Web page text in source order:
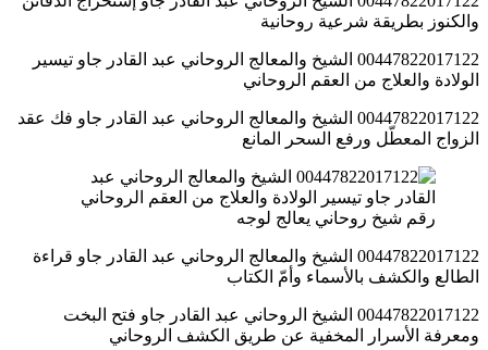
والكنوز بطريقة شرعية روحانية
00447822017122 الشيخ والمعالج الروحاني عبد القادر جاو تيسير
الولادة والعلاج من العقم الروحاني
00447822017122 الشيخ والمعالج الروحاني عبد القادر جاو فك عقد
الزواج المعطّل ورفع السحر المانع
رقم شيخ روحاني يعالج لوجه
00447822017122 الشيخ والمعالج الروحاني عبد القادر جاو قراءة
الطالع والكشف بالأسماء وأمّ الكتاب
00447822017122 الشيخ الروحاني عبد القادر جاو فتح البخت
ومعرفة الأسرار المخفية عن طريق الكشف الروحاني